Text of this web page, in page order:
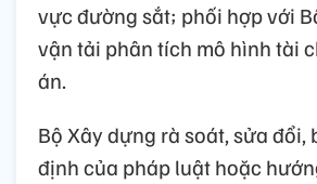
vực đường sắt; phối hợp với
vận tải phân tích mô hình tài
án.
Bộ Xây dựng rà soát, sửa đổi,
định của pháp luật hoặc